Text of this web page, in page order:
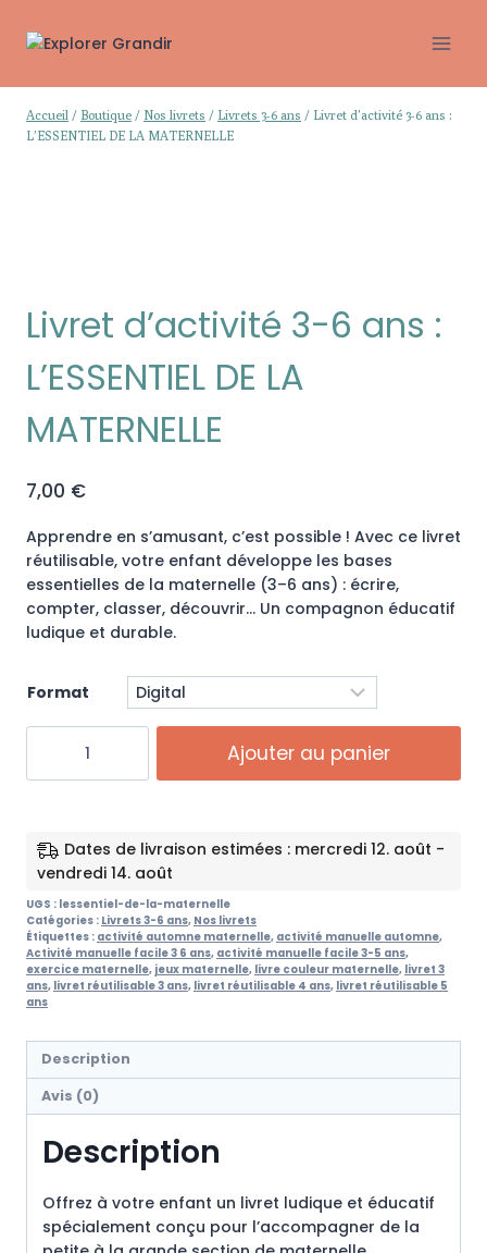
contenu
Accueil / Boutique / Nos livrets / Livrets 3-6 ans / Livret d’activité 3-6 ans :
L’ESSENTIEL DE LA MATERNELLE
Livret d’activité 3-6 ans :
L’ESSENTIEL DE LA
MATERNELLE
7,00 €
Apprendre en s’amusant, c’est possible ! Avec ce livret
réutilisable, votre enfant développe les bases
essentielles de la maternelle (3–6 ans) : écrire,
compter, classer, découvrir… Un compagnon éducatif
ludique et durable.
Format
Livret
ans
:
L’ESSENTIEL
DE
LA
MATERNELLE
Ajouter au panier
Dates de livraison estimées : mercredi 12. août -
vendredi 14. août
UGS : lessentiel-de-la-maternelle
Catégories : Livrets 3-6 ans, Nos livrets
Étiquettes : activité automne maternelle, activité manuelle automne,
Activité manuelle facile 3 6 ans, activité manuelle facile 3-5 ans,
exercice maternelle, jeux maternelle, livre couleur maternelle, livret 3
ans, livret réutilisable 3 ans, livret réutilisable 4 ans, livret réutilisable 5
ans
Description
Avis (0)
Description
Offrez à votre enfant un livret ludique et éducatif
spécialement conçu pour l’accompagner de la